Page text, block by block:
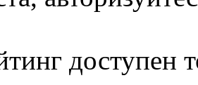
доступен